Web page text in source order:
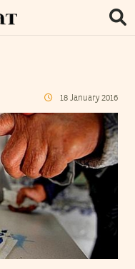
18 January 2016